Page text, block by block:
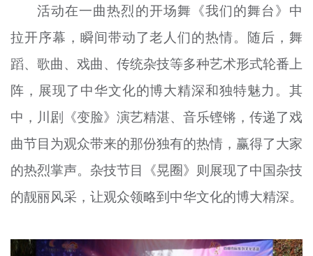
活动在一曲热烈的开场舞《我们的舞台》中
拉开序幕，瞬间带动了老人们的热情。随后，舞
蹈、歌曲、戏曲、传统杂技等多种艺术形式轮番上
阵，展现了中华文化的博大精深和独特魅力。其
中，川剧《变脸》演艺精湛、音乐铿锵，传递了戏
曲节目为观众带来的那份独有的热情，赢得了大家
的热烈掌声。杂技节目《晃圈》则展现了中国杂技
的靓丽风采，让观众领略到中华文化的博大精深。